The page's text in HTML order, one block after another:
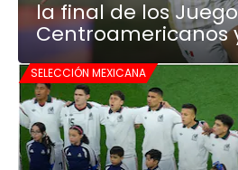
la final de los
Centroamericanos
SELECCIÓN MEXICANA